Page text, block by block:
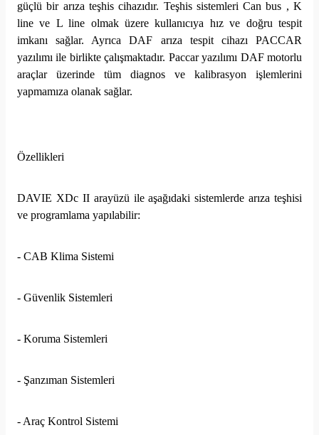
güçlü bir arıza teşhis cihazıdır. Teşhis sistemleri Can bus , K
line ve L line olmak üzere kullanıcıya hız ve doğru tespit
imkanı sağlar. Ayrıca DAF arıza tespit cihazı PACCAR
yazılımı ile birlikte çalışmaktadır. Paccar yazılımı DAF motorlu
araçlar üzerinde tüm diagnos ve kalibrasyon işlemlerini
yapmamıza olanak sağlar.
Özellikleri
DAVIE XDc II arayüzü ile aşağıdaki sistemlerde arıza teşhisi
ve programlama yapılabilir:
- CAB Klima Sistemi
- Güvenlik Sistemleri
- Koruma Sistemleri
- Şanzıman Sistemleri
- Araç Kontrol Sistemi